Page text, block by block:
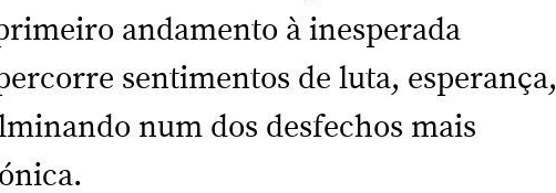
andamento à inesperada
sentimentos de luta, esperança,
num dos desfechos mais